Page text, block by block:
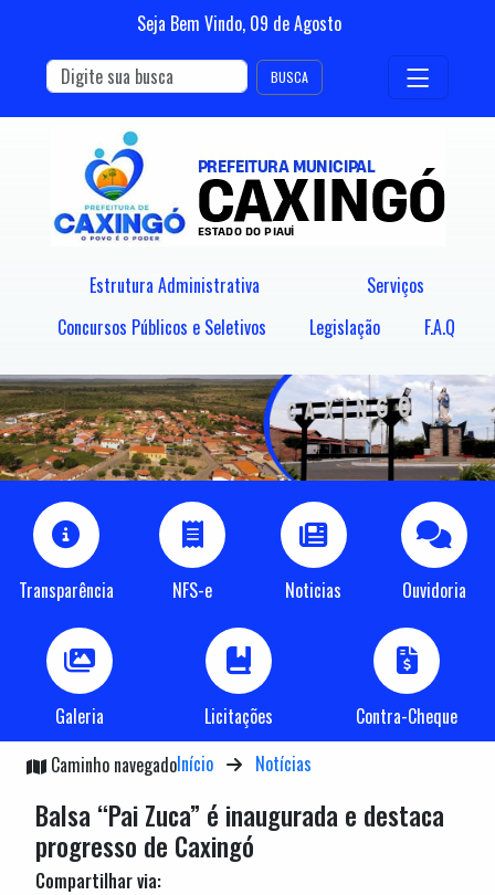
Seja Bem Vindo, 09 deAgosto
BUSCA
Estrutura Administrativa
Serviços
Concursos Públicos e Seletivos
Legislação F.A.Q
Transparência NFS-e Noticias Ouvidoria
Galeria Licitações
Contra-Cheque
Caminho navegadoInício Notícias
Balsa “Pai Zuca” é inaugurada e destaca
progresso de Caxingó
Compartilhar via: